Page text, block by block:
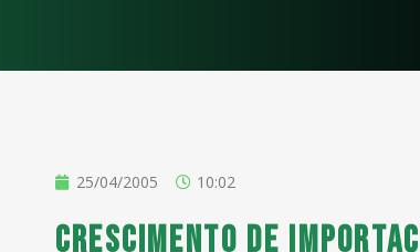
25/04/2005 10:02
Crescimento de